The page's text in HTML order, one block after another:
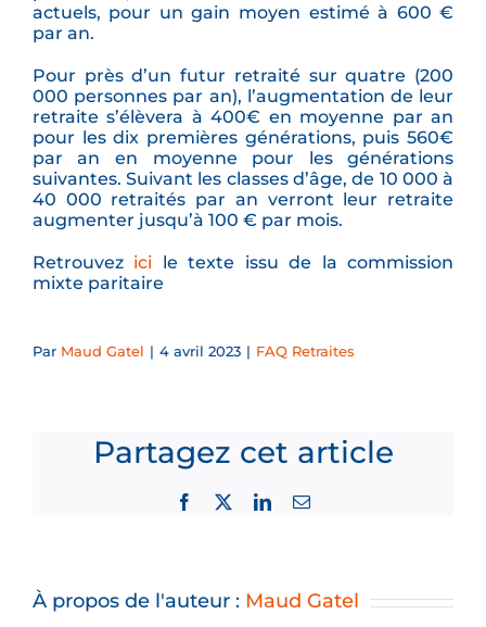
actuels, pour un gain moyen estimé à 600 €
par an.
Pour près d’un futur retraité sur quatre (200
000 personnes par an), l’augmentation de leur
retraite s’élèvera à 400€ en moyenne par an
pour les dix premières générations, puis 560€
par an en moyenne pour les générations
suivantes. Suivant les classes d’âge, de 10 000 à
40 000 retraités par an verront leur retraite
augmenter jusqu’à 100 € par mois.
Retrouvez ici
le texte issu de la commission
mixte paritaire
Par Maud Gatel | 4 avril 2023 | FAQ Retraites
Partagez cet article
Facebook LinkedInEmail
À propos de l'auteur : Maud Gatel